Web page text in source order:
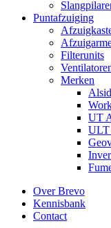
Puntafzuiging
Filterunits
Merken
UT
ULT
Over Brevo
Kennisbank
Contact